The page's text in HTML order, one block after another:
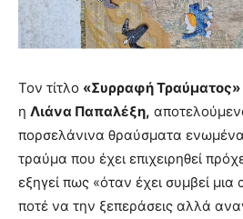
Τον τίτλο «Συρραφή Τραύματος»
η Λιάνα Παπαλέξη,
πορσελάνινα θραύσματα
τραύμα που έχει επιχειρηθεί
εξηγεί πως «όταν έχει συμβεί μια
ποτέ να την ξεπεράσεις αλλά